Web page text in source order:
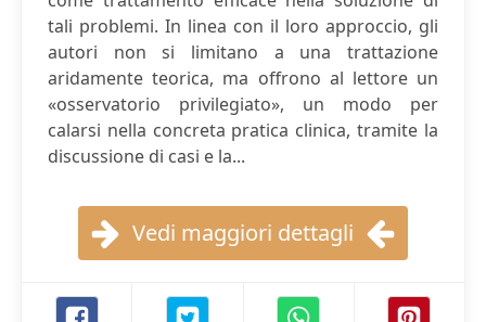
tali problemi. In linea con il loro approccio, gli
autori non si limitano a una trattazione
aridamente teorica, ma offrono al lettore un
«osservatorio privilegiato», un modo per
calarsi nella concreta pratica clinica, tramite la
discussione di casi e la...
Vedi maggiori dettagli